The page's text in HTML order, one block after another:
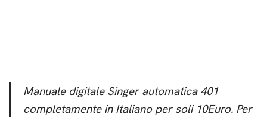
Manuale digitale Singer automatica 401
completamente in Italiano per soli 10Euro. Per